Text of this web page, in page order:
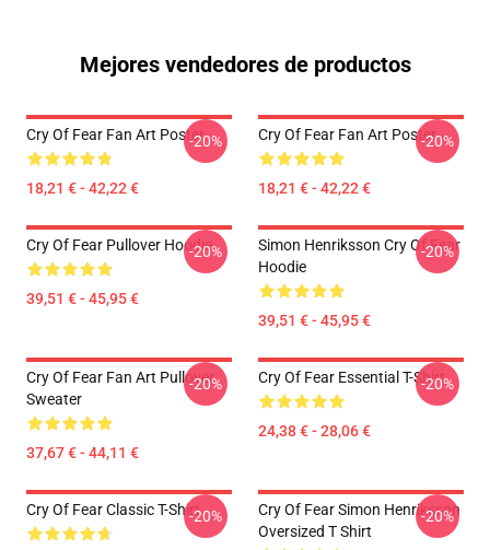
Mejores vendedores de productos
Cry Of Fear Fan Art Poster
18,21 € - 42,22 €
-20% Cry Of Fear Fan Art Poster
18,21 € - 42,22 €
-20%
Cry Of Fear Pullover Hoodie
39,51 € - 45,95 €
-20%
Simon Henriksson Cry Of Fear
Hoodie
39,51 € - 45,95 €
-20%
Cry Of Fear Fan Art Pullover
Sweater
37,67 € - 44,11 €
-20% Cry Of Fear Essential T-Shirt
24,38 € - 28,06 €
-20%
Cry Of Fear Classic T-Shirt-20%
Cry Of Fear Simon Henriksson
Oversized T Shirt
-20%